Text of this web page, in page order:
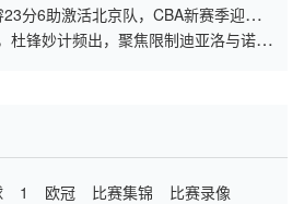
分6助激活北京队，CBA新赛季迎来精
杜锋妙计频出，聚焦限制迪亚洛与诺威
1 欧冠 比赛集锦
比赛录像